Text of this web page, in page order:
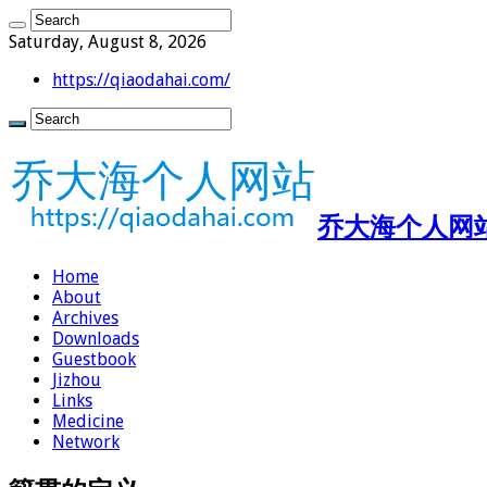
Saturday, August 8, 2026
https://qiaodahai.com/
乔大海个人
Home
About
Archives
Downloads
Guestbook
Jizhou
Links
Medicine
Network